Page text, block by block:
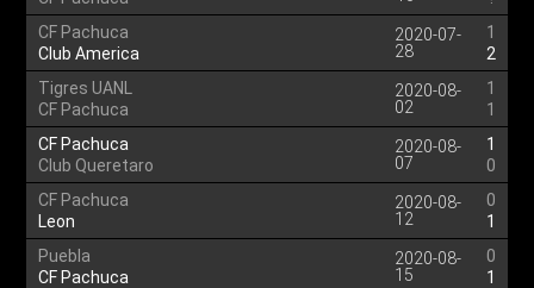
CF Pachuca
Club America
2020-07-
28
1
2
Tigres UANL
CF Pachuca
2020-08-
02
1
1
CF Pachuca
Club Queretaro
2020-08-
07
1
0
CF Pachuca
Leon
2020-08-
12
0
1
Puebla
CF Pachuca
2020-08-
15
0
1